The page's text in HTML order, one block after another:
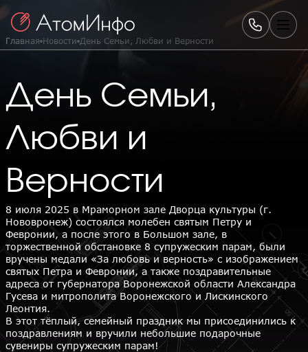
Главная Новости День Семьи, Любви и Верности
День Семьи,
Любви и
Верности
8 июля 2025 в Мраморном зале Дворца культуры (г.
Нововронеж) состоялся молебен святым Петру и
Февронии, а после этого в Большом зале, в
торжественной обстановке 8 супружеским парам, были
вручены медали «За любовь и верность» с изображением
святых Петра и Февронии, а также поздравительные
адреса от губернатора Воронежской области Александра
Гусева и митрополита Воронежского и Лискинского
Леонтия.
В этот тёплый, семейный праздник мы присоединились к
поздравлениям и вручили небольшие подарочные
сувениры супружеским парам!